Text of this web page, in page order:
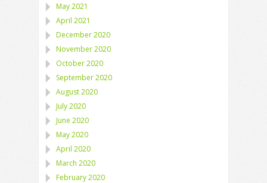
May 2021
April 2021
December 2020
November 2020
October 2020
September 2020
August 2020
July 2020
June 2020
May 2020
April 2020
March 2020
February 2020